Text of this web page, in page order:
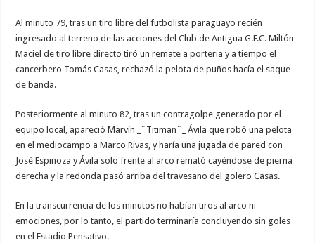
Al minuto 79, tras un tiro libre del futbolista paraguayo recién
ingresado al terreno de las acciones del Club de Antigua G.F.C. Miltón
Maciel de tiro libre directo tiró un remate a porteria y a tiempo el
cancerbero Tomás Casas, rechazó la pelota de puños hacía el saque
de banda.
Posteriormente al minuto 82, tras un contragolpe generado por el
equipo local, apareció Marvín _¨Titiman¨_ Ávila que robó una pelota
en el mediocampo a Marco Rivas, y haría una jugada de pared con
José Espinoza y Ávila solo frente al arco remató cayéndose de pierna
derecha y la redonda pasó arriba del travesaño del golero Casas.
En la transcurrencia de los minutos no habían tiros al arco ni
emociones, por lo tanto, el partido terminaría concluyendo sin goles
en el Estadio Pensativo.